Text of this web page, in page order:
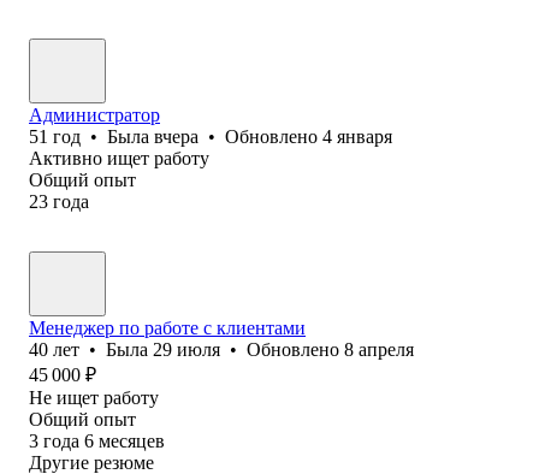
Администратор
51 год • Была вчера • Обновлено 4 января
Активно ищет работу
Общий опыт
23 года
Менеджер по работе с клиентами
40 лет • Была 29 июля • Обновлено 8 апреля
45 000 ₽
Не ищет работу
Общий опыт
3 года 6 месяцев
Другие резюме